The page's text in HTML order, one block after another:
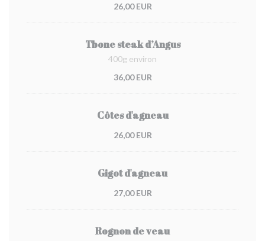
26,00 EUR
Tbone steak d’Angus
400g environ
36,00 EUR
Côtes d'agneau
26,00 EUR
Gigot d'agneau
27,00 EUR
Rognon de veau